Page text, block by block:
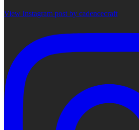
View Instagram post by cadencecraft